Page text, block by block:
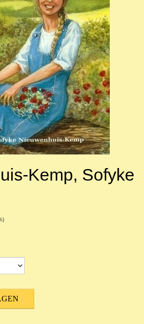
Kemp, Sofyke